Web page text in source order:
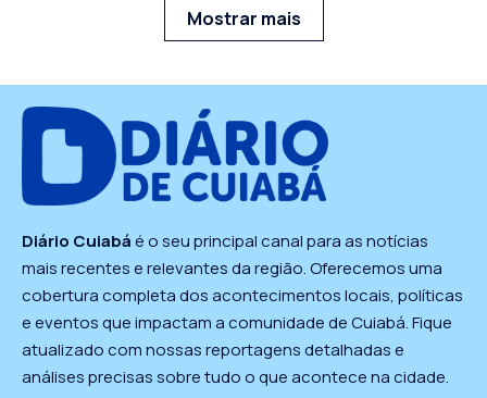
Mostrar mais
Diário Cuiabáé o seu principal canal para as notícias
mais recentes e relevantes da região. Oferecemos uma
cobertura completa dos acontecimentos locais, políticas
e eventos que impactam a comunidade de Cuiabá. Fique
atualizado com nossas reportagens detalhadas e
análises precisas sobre tudo o que acontece na cidade.